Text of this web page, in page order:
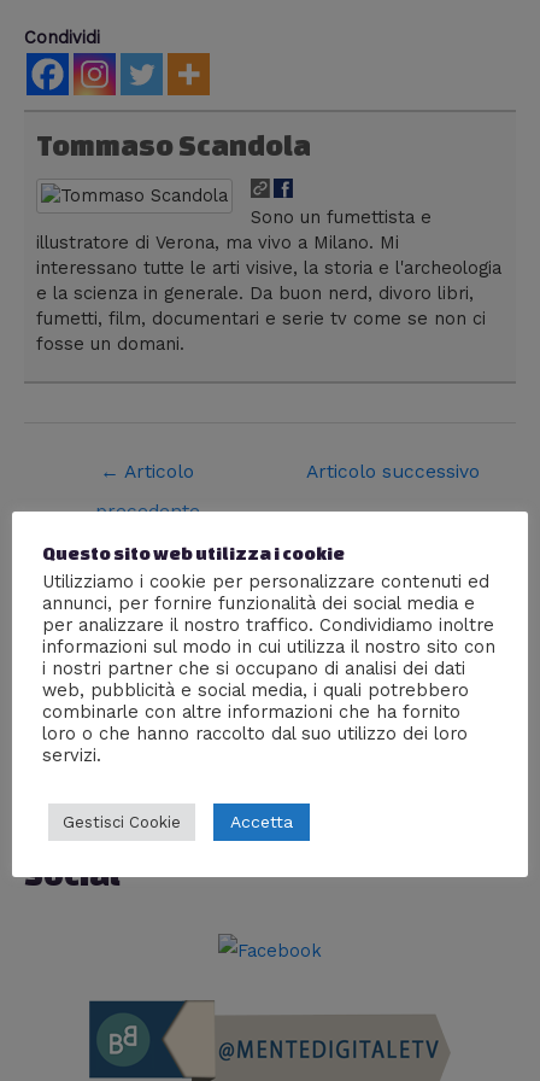
Condividi
Tommaso Scandola
Sono un fumettista e
illustratore di Verona, ma vivo a Milano. Mi
interessano tutte le arti visive, la storia e l'archeologia
e la scienza in generale. Da buon nerd, divoro libri,
fumetti, film, documentari e serie tv come se non ci
fosse un domani.
← Articolo
precedente
Articolo successivo
→
Lascia un commento
Facebook Comments Disqus Comments
c
Social
g
Questo sito web utilizza i cookie
Utilizziamo i cookie per personalizzare contenuti ed
annunci, per fornire funzionalità dei social media e
per analizzare il nostro traffico. Condividiamo inoltre
informazioni sul modo in cui utilizza il nostro sito con
i nostri partner che si occupano di analisi dei dati
web, pubblicità e social media, i quali potrebbero
combinarle con altre informazioni che ha fornito
loro o che hanno raccolto dal suo utilizzo dei loro
servizi.
Gestisci Cookie Accetta